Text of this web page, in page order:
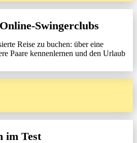
Swingerclubs
Reise zu buchen: über eine
Paare kennenlernen und den Urlaub
im Test